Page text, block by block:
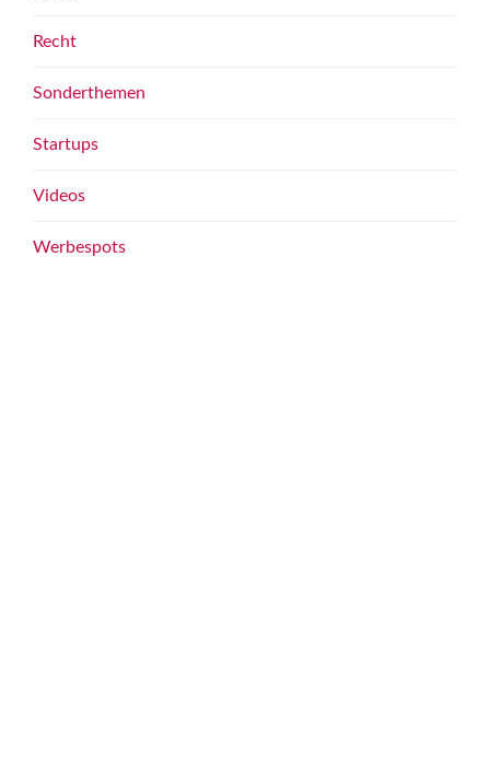
Recht
Sonderthemen
Startups
Videos
Werbespots